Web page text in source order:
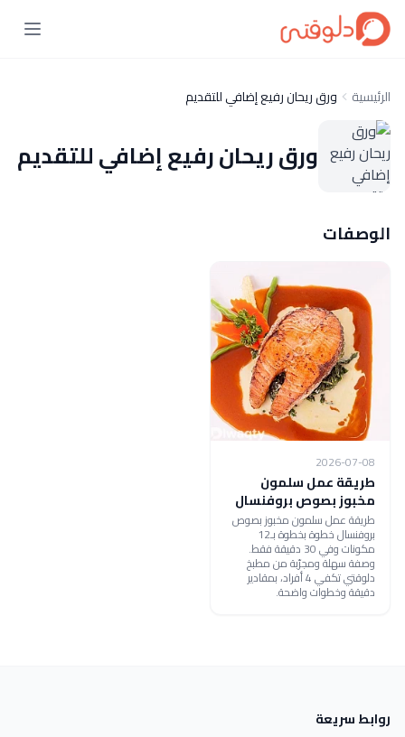
الرئيسية ورق ريحان رفيع إضافي للتقديم
ورق ريحان رفيع إضافي للتقديم
الوصفات
2026-07-08
طريقة عمل سلمون
مخبوز بصوص بروفنسال
طريقة عمل سلمون مخبوز بصوص
بروفنسال خطوة بخطوة بـ12
مكونات وفي 30 دقيقة فقط.
وصفة سهلة ومجرّبة من مطبخ
دلوقتي تكفي 4 أفراد، بمقادير
دقيقة وخطوات واضحة.
روابط سريعة